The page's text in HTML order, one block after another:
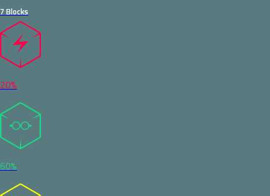
7 Blocks
20%
60%